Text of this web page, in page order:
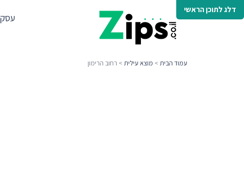
דלג לתוכן הראשי
עמוד הבית > מוצא עילית > רחוב הרימון